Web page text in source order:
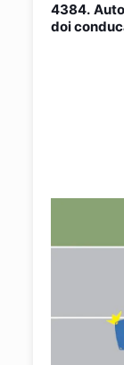
4384.
doi